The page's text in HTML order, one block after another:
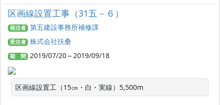
区画線設置工事（31五－６）
発注者 第五建設事務所補修課
受注者 株式会社扶桑
期 間 2019/07/20～2019/09/18
区画線設置工（15㎝・白・実線）5,500m